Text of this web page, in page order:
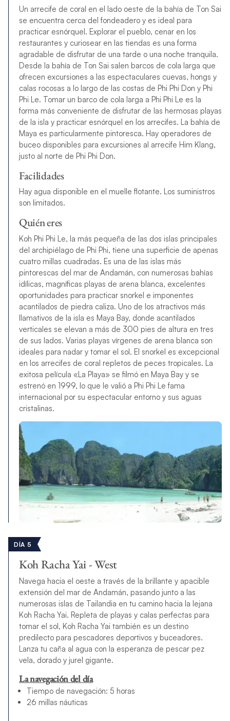
Un arrecife de coral en el lado oeste de la bahía de Ton Sai
se encuentra cerca del fondeadero y es ideal para
practicar esnórquel. Explorar el pueblo, cenar en los
restaurantes y curiosear en las tiendas es una forma
agradable de disfrutar de una tarde o una noche tranquila.
Desde la bahía de Ton Sai salen barcos de cola larga que
ofrecen excursiones a las espectaculares cuevas, hongs y
calas rocosas a lo largo de las costas de Phi Phi Don y Phi
Phi Le. Tomar un barco de cola larga a Phi Phi Le es la
forma más conveniente de disfrutar de las hermosas playas
de la isla y practicar esnórquel en los arrecifes. La bahía de
Maya es particularmente pintoresca. Hay operadores de
buceo disponibles para excursiones al arrecife Him Klang,
justo al norte de Phi Phi Don.
Facilidades
Hay agua disponible en el muelle flotante. Los suministros
son limitados.
Quién eres
Koh Phi Phi Le, la más pequeña de las dos islas principales
del archipiélago de Phi Phi, tiene una superficie de apenas
cuatro millas cuadradas. Es una de las islas más
pintorescas del mar de Andamán, con numerosas bahías
idílicas, magníficas playas de arena blanca, excelentes
oportunidades para practicar snorkel e imponentes
acantilados de piedra caliza. Uno de los atractivos más
llamativos de la isla es Maya Bay, donde acantilados
verticales se elevan a más de 300 pies de altura en tres
de sus lados. Varias playas vírgenes de arena blanca son
ideales para nadar y tomar el sol. El snorkel es excepcional
en los arrecifes de coral repletos de peces tropicales. La
exitosa película «La Playa» se filmó en Maya Bay y se
estrenó en 1999, lo que le valió a Phi Phi Le fama
internacional por su espectacular entorno y sus aguas
cristalinas.
DÍA 5
Koh Racha Yai - West
Navega hacia el oeste a través de la brillante y apacible
extensión del mar de Andamán, pasando junto a las
numerosas islas de Tailandia en tu camino hacia la lejana
Koh Racha Yai. Repleta de playas y calas perfectas para
tomar el sol, Koh Racha Yai también es un destino
predilecto para pescadores deportivos y buceadores.
Lanza tu caña al agua con la esperanza de pescar pez
vela, dorado y jurel gigante.
La navegación del día
Tiempo de navegación: 5 horas
26 millas náuticas